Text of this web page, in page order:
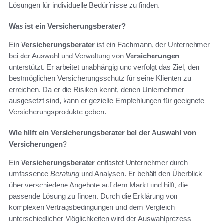
Lösungen für individuelle Bedürfnisse zu finden.
Was ist ein Versicherungsberater?
Ein Versicherungsberater ist ein Fachmann, der Unternehmer
bei der Auswahl und Verwaltung von Versicherungen
unterstützt. Er arbeitet unabhängig und verfolgt das Ziel, den
bestmöglichen Versicherungsschutz für seine Klienten zu
erreichen. Da er die Risiken kennt, denen Unternehmer
ausgesetzt sind, kann er gezielte Empfehlungen für geeignete
Versicherungsprodukte geben.
Wie hilft ein Versicherungsberater bei der Auswahl von
Versicherungen?
Ein Versicherungsberater entlastet Unternehmer durch
umfassende Beratung und Analysen. Er behält den Überblick
über verschiedene Angebote auf dem Markt und hilft, die
passende Lösung zu finden. Durch die Erklärung von
komplexen Vertragsbedingungen und dem Vergleich
unterschiedlicher Möglichkeiten wird der Auswahlprozess